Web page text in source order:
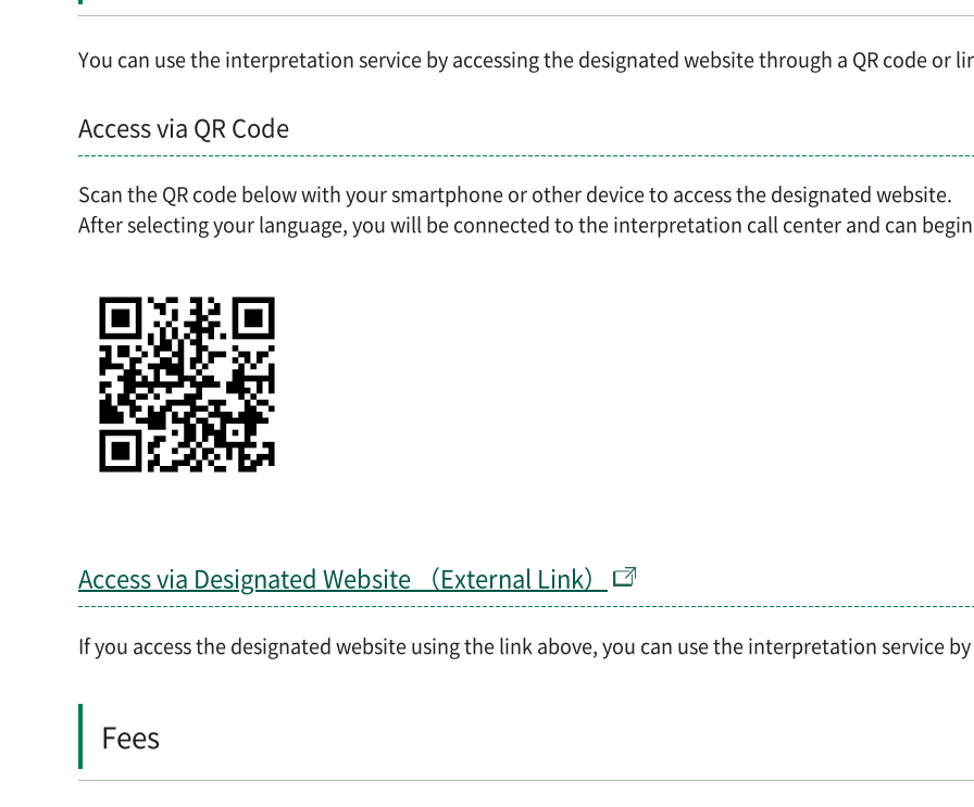
You can use the interpretation service by accessing the designated website through a QR code or
Access via QR Code
Scan the QR code below with your smartphone or other device to access the designated website.
After selecting your language, you will be connected to the interpretation call center and can
Access via Designated Website （External Link）
If you access the designated website using the link above, you can use the interpretation service
Fees